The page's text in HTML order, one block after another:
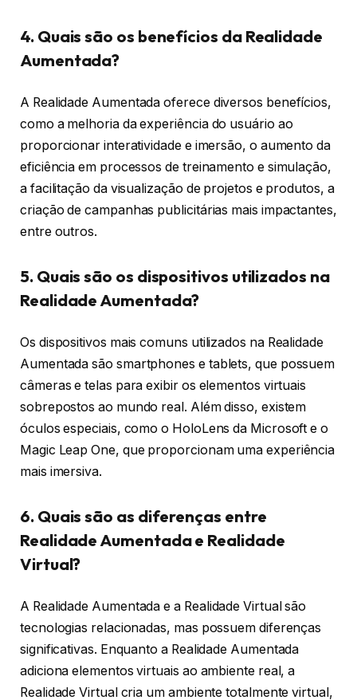
4. Quais são os benefícios da Realidade
Aumentada?
A Realidade Aumentada oferece diversos benefícios,
como a melhoria da experiência do usuário ao
proporcionar interatividade e imersão, o aumento da
eficiência em processos de treinamento e simulação,
a facilitação da visualização de projetos e produtos, a
criação de campanhas publicitárias mais impactantes,
entre outros.
5. Quais são os dispositivos utilizados na
Realidade Aumentada?
Os dispositivos mais comuns utilizados na Realidade
Aumentada são smartphones e tablets, que possuem
câmeras e telas para exibir os elementos virtuais
sobrepostos ao mundo real. Além disso, existem
óculos especiais, como o HoloLens da Microsoft e o
Magic Leap One, que proporcionam uma experiência
mais imersiva.
6. Quais são as diferenças entre
Realidade Aumentada e Realidade
Virtual?
A Realidade Aumentada e a Realidade Virtual são
tecnologias relacionadas, mas possuem diferenças
significativas. Enquanto a Realidade Aumentada
adiciona elementos virtuais ao ambiente real, a
Realidade Virtual cria um ambiente totalmente virtual,